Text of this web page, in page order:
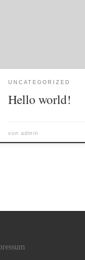
UNCATEGORIZED
Hello world!
vonadmin